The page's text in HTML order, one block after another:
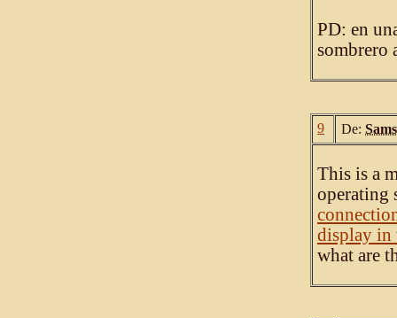
PD: en
sombrero
9 De:
This is a
operating
display in
what are